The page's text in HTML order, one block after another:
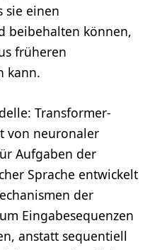
sie einen
beibehalten können,
früheren
kann.
Transformer-
von neuronaler
Aufgaben der
Sprache entwickelt
der
Eingabesequenzen
anstatt sequentiell